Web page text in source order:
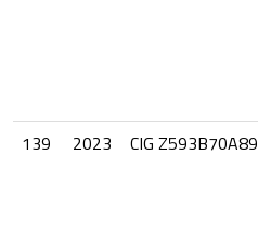
139
2023 CIG Z593B70A89